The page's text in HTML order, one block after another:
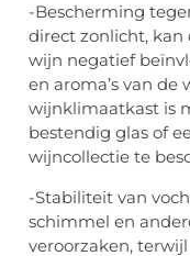
-Bescherming
direct zonlicht, kan
wijn negatief
en aroma’s van de
wijnklimaatkast is
bestendig glas of
wijncollectie te
-Stabiliteit van
schimmel en
veroorzaken,